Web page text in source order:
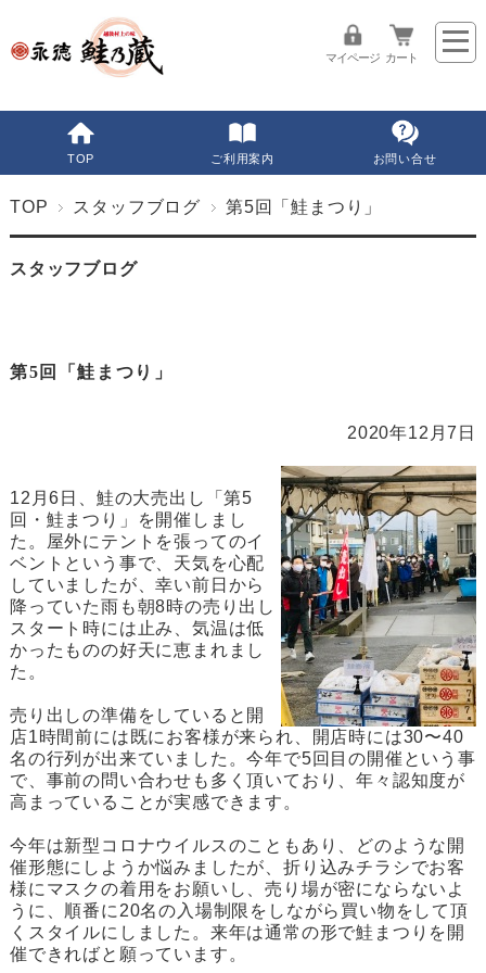
マイページ カート
TOP ご利用案内 お問い合せ
TOP スタッフブログ 第5回「鮭まつり」
スタッフブログ
第5回「鮭まつり」
2020年12月7日
12月6日、鮭の大売出し「第5
回・鮭まつり」を開催しまし
た。屋外にテントを張ってのイ
ベントという事で、天気を心配
していましたが、幸い前日から
降っていた雨も朝8時の売り出し
スタート時には止み、気温は低
かったものの好天に恵まれまし
た。
売り出しの準備をしていると開
店1時間前には既にお客様が来られ、開店時には30〜40
名の行列が出来ていました。今年で5回目の開催という事
で、事前の問い合わせも多く頂いており、年々認知度が
高まっていることが実感できます。
今年は新型コロナウイルスのこともあり、どのような開
催形態にしようか悩みましたが、折り込みチラシでお客
様にマスクの着用をお願いし、売り場が密にならないよ
うに、順番に20名の入場制限をしながら買い物をして頂
くスタイルにしました。来年は通常の形で鮭まつりを開
催できればと願っています。